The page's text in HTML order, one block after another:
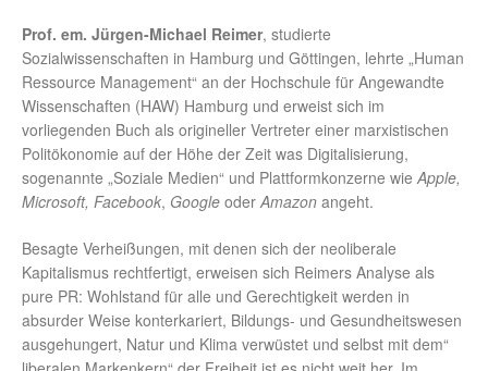
Prof. em. Jürgen-Michael Reimer, studierte
Sozialwissenschaften in Hamburg und Göttingen, lehrte „Human
Ressource Management“ an der Hochschule für Angewandte
Wissenschaften (HAW) Hamburg und erweist sich im
vorliegenden Buch als origineller Vertreter einer marxistischen
Politökonomie auf der Höhe der Zeit was Digitalisierung,
sogenannte „Soziale Medien“ und Plattformkonzerne wieApple,
Microsoft, Facebook, Google oderAmazon angeht.
Besagte Verheißungen, mit denen sich der neoliberale
Kapitalismus rechtfertigt, erweisen sich Reimers Analyse als
pure PR: Wohlstand für alle und Gerechtigkeit werden in
absurder Weise konterkariert, Bildungs- und Gesundheitswesen
ausgehungert, Natur und Klima verwüstet und selbst mit dem“